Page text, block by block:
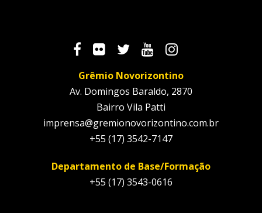
Grêmio Novorizontino
Av. Domingos Baraldo, 2870
Bairro Vila Patti
imprensa@gremionovorizontino.com.br
+55 (17) 3542-7147
Departamento de Base/Formação
+55 (17) 3543-0616